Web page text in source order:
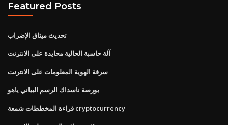
Featured Posts
تحديث ميثاق الإضراب
آلة حاسبة الحالية محايدة على الانترنت
سرقة الهوية المعلومات على الانترنت
بورصة ناسداك الرسم البياني ياهو
قراءة المخططات شمعة cryptocurrency